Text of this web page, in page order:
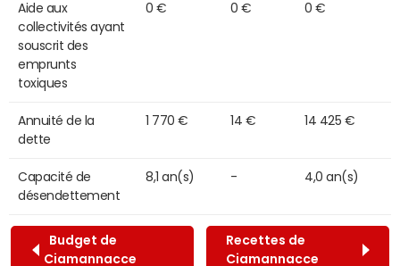
Aide aux
collectivités ayant
souscrit des
emprunts
toxiques
0 € 0 € 0 €
Annuité de la
dette
1 770 € 14 € 14 425 €
Capacité de
désendettement
8,1 an(s) - 4,0 an(s)
Budget de
Ciamannacce
Recettes de
Ciamannacce